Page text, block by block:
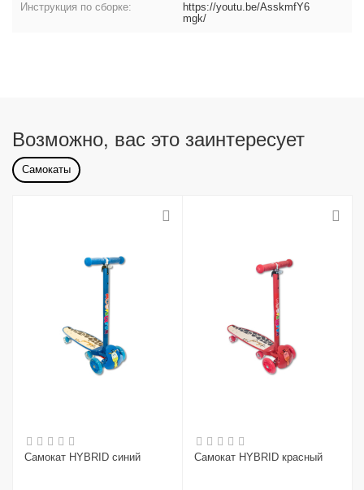
Инструкция по сборке:
https://youtu.be/AsskmfY6
mgk/
Возможно, вас это заинтересует
Самокаты
Самокат HYBRID синий Самокат HYBRID красный